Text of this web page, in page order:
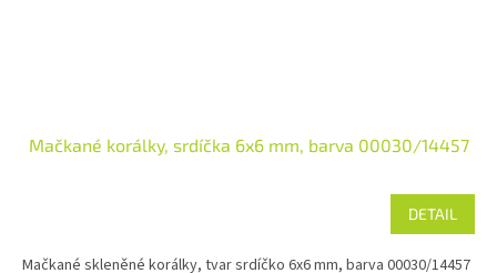
Mačkané korálky, srdíčka 6x6 mm, barva 00030/14457
DETAIL
Mačkané skleněné korálky, tvar srdíčko 6x6 mm, barva 00030/14457